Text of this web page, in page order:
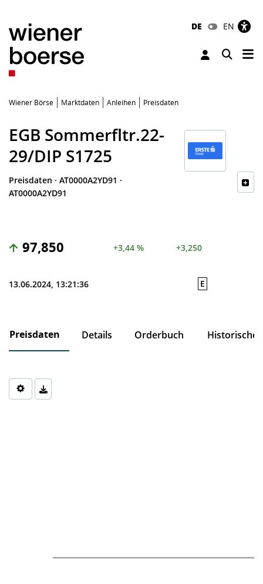
DE EN
Toggle
Wiener Börse Marktdaten Anleihen Preisdaten
EGB Sommerfltr.22-
29/DIP S1725
Preisdaten · AT0000A2YD91 ·
AT0000A2YD91
97,850 +3,44 % +3,250
13.06.2024, 13:21:36 E
Preisdaten Details Orderbuch Historische
Chart